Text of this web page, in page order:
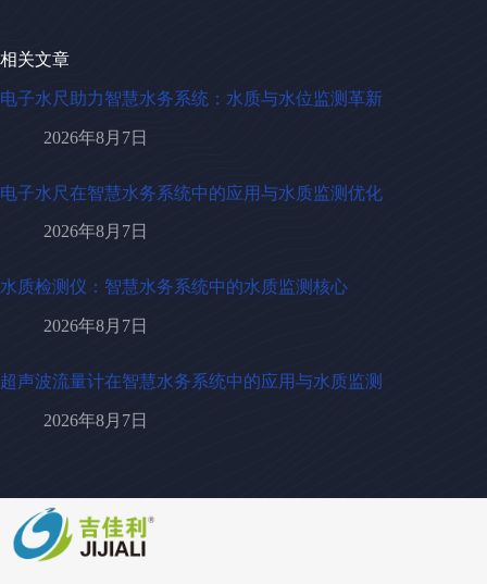
相关文章
电子水尺助力智慧水务系统：水质与水位监测革新
2026年8月7日
电子水尺在智慧水务系统中的应用与水质监测优化
2026年8月7日
水质检测仪：智慧水务系统中的水质监测核心
2026年8月7日
超声波流量计在智慧水务系统中的应用与水质监测
2026年8月7日